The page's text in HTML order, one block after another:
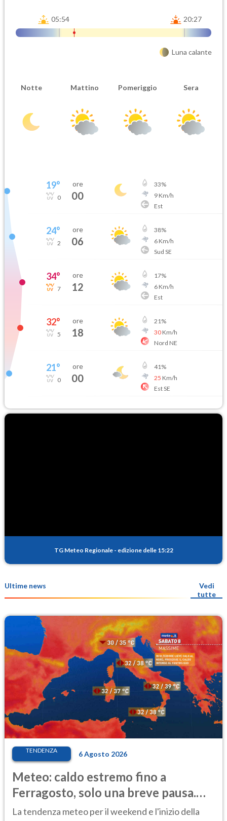
05:54 20:27
Luna calante
Notte Mattino Pomeriggio Sera
19°
0
ore
00
33%
9Km/h
Est
24°
2
ore
06
38%
6Km/h
Sud SE
34°
7
ore
12
17%
6Km/h
Est
32°
5
ore
18
21%
30Km/h
Nord NE
21°
0
ore
00
41%
25 Km/h
Est SE
TG Meteo Regionale - edizione delle 15:22
Ultime news
Vedi
tutte
TENDENZA 6 Agosto 2026
Meteo: caldo estremo fino a
Ferragosto, solo una breve pausa.
Ecco dove
La tendenza meteo per il weekend e l'inizio della